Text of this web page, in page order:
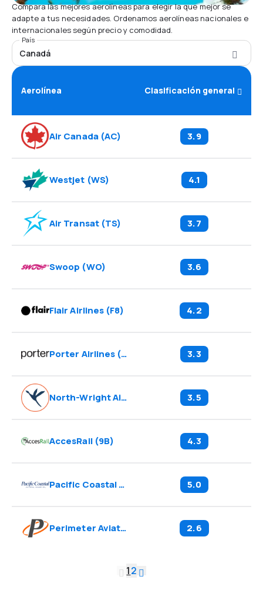
Compara las mejores aerolíneas para elegir la que mejor se
adapte a tus necesidades. Ordenamos aerolíneas nacionales e
internacionales según precio y comodidad.
País
Canadá
Aerolínea Clasificación general
Air Canada(AC) 3.9
Westjet (WS) 4.1
Air Transat(TS) 3.7
Swoop (WO) 3.6
Flair Airlines (F8) 4.2
Porter Airlines (PD 3.3
North-Wright Airways 3.5
AccesRail(9B) 4.3
Pacific Coastal 8P 5.0
Perimeter Aviation 2.6
12